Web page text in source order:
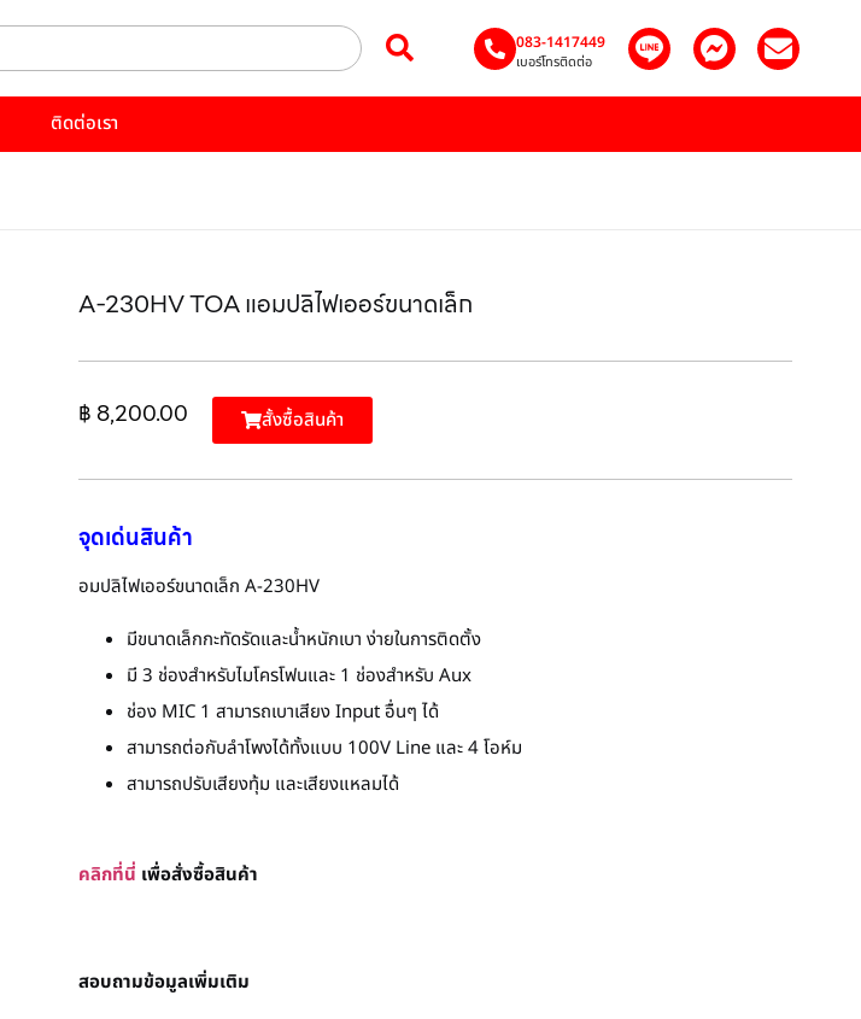
083-1417449
เบอร์โทรติดต่อ
ติดต่อเรา
A-230HV TOA แอมปลิไฟเออร์ขนาดเล็ก
฿ 8,200.00 สั้งซื้อสินค้า
จุดเด่นสินค้า
อมปลิไฟเออร์ขนาดเล็ก A-230HV
มีขนาดเล็กกะทัดรัดและน้ำหนักเบา ง่ายในการติดตั้ง
มี 3 ช่องสำหรับไมโครโฟนและ 1 ช่องสำหรับ Aux
ช่อง MIC 1 สามารถเบาเสียง Input อื่นๆ ได้
สามารถต่อกับลำโพงได้ทั้งแบบ 100V Line และ 4 โอห์ม
สามารถปรับเสียงทุ้ม และเสียงแหลมได้
คลิกที่นี่ เพื่อสั่งซื้อสินค้า
สอบถามข้อมูลเพิ่มเติม